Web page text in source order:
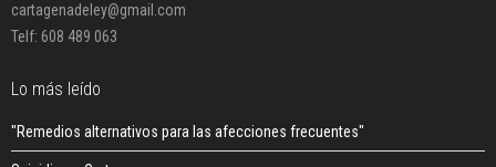
cartagenadeley@gmail.com
Telf: 608 489 063
Lo más leído
"Remedios alternativos para las afecciones frecuentes"